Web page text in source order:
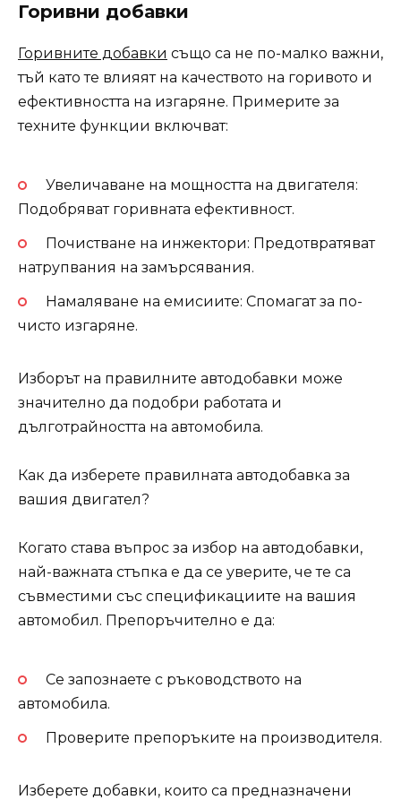
Горивни добавки
Горивните добавки също са не по-малко важни,
тъй като те влияят на качеството на горивото и
ефективността на изгаряне. Примерите за
техните функции включват:
Увеличаване на мощността на двигателя:
Подобряват горивната ефективност.
Почистване на инжектори: Предотвратяват
натрупвания на замърсявания.
Намаляване на емисиите: Спомагат за по-
чисто изгаряне.
Изборът на правилните автодобавки може
значително да подобри работата и
дълготрайността на автомобила.
Как да изберете правилната автодобавка за
вашия двигател?
Когато става въпрос за избор на автодобавки,
най-важната стъпка е да се уверите, че те са
съвместими със спецификациите на вашия
автомобил. Препоръчително е да:
Се запознаете с ръководството на
автомобила.
Проверите препоръките на производителя.
Изберете добавки, които са предназначени